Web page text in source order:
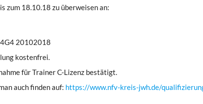
zum 18.10.18 zu überweisen an:
4G4 20102018
kostenfrei.
für Trainer C-Lizenz bestätigt.
auch finden auf: https://www.nfv-kreis-jwh.de/